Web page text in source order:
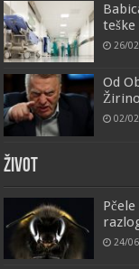
26/
Od
02/
ŽIVOT
24/